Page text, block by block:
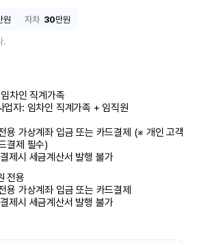
원 자차 30만원
.
차인 직계가족
업자: 임차인 직계가족 + 임직원
용 가상계좌 입금 또는 카드결제 (※ 개인 고객
결제 필수)
제시 세금계산서 발행 불가
전용
용 가상계좌 입금 또는 카드결제
제시 세금계산서 발행 불가